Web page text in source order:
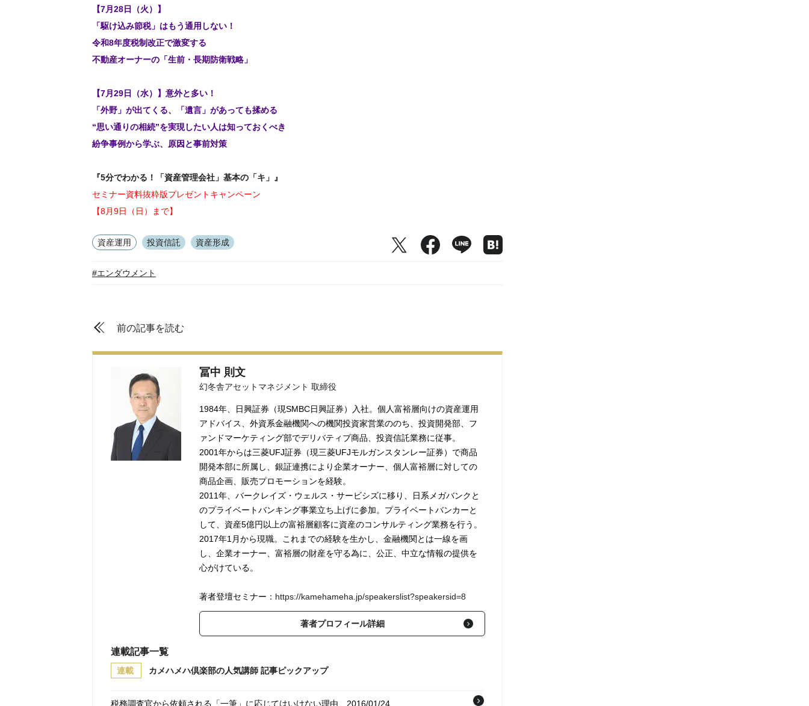
【7月28日（火）】
「駆け込み節税」はもう通用しない！
令和8年度税制改正で激変する
不動産オーナーの「生前・長期防衛戦略」
【7月29日（水）】意外と多い！
「外野」が出てくる、「遺言」があっても揉める
“思い通りの相続”を実現したい人は知っておくべき
紛争事例から学ぶ、原因と事前対策
『5分でわかる！「資産管理会社」基本の「キ」』
セミナー資料抜粋版プレゼントキャンペーン
【8月9日（日）まで】
資産運用 投資信託 資産形成
#エンダウメント
前の記事を読む
冨中 則文
幻冬舎アセットマネジメント 取締役
1984年、日興証券（現SMBC日興証券）入社。個人富裕層向けの資産運用
アドバイス、外資系金融機関への機関投資家営業ののち、投資開発部、フ
ァンドマーケティング部でデリバティブ商品、投資信託業務に従事。
2001年からは三菱UFJ証券（現三菱UFJモルガンスタンレー証券）で商品
開発本部に所属し、銀証連携により企業オーナー、個人富裕層に対しての
商品企画、販売プロモーションを経験。
2011年、バークレイズ・ウェルス・サービシズに移り、日系メガバンクと
のプライベートバンキング事業立ち上げに参加。プライベートバンカーと
して、資産5億円以上の富裕層顧客に資産のコンサルティング業務を行う。
2017年1月から現職。これまでの経験を生かし、金融機関とは一線を画
し、企業オーナー、富裕層の財産を守る為に、公正、中立な情報の提供を
心がけている。
著者登壇セミナー： https://kamehameha.jp/speakerslist?speakersid=8
著者プロフィール詳細
連載記事一覧
連載 カメハメハ倶楽部の人気講師 記事ピックアップ
税務調査官から依頼される「一筆」に応じてはいけない理由 2016/01/24